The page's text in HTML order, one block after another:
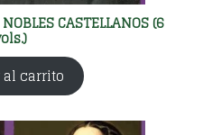
CASTELLANOS (6
carrito